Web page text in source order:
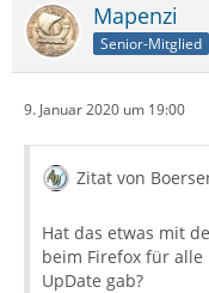
Mapenzi
Senior-Mitglied
9. Januar 2020 um 19:00
Zitat von
Hat das etwas mit
beim Firefox für
UpDate gab?